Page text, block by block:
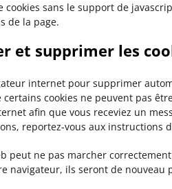
sans le support de
de la page.
et supprimer les
internet pour supprimer
cookies ne peuvent pas
afin que vous receviez un
reportez-vous aux instructions
peut ne pas marcher
navigateur, ils seront de nouveau